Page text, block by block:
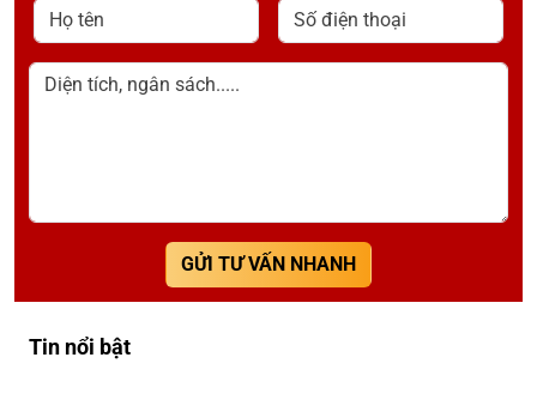
Họ tên Số điện thoại
Diện tích, ngân sách.....
GỬI TƯ VẤN NHANH
Tin nổi bật